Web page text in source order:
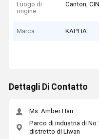
Luogo di
origine
Canton,
Marca KAPHA
Dettagli Di Contatto
Ms. Amber Han
Parco di industria di
distretto di Liwan